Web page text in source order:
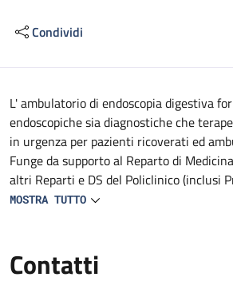
Condividi
Descrizione
L' ambulatorio di endoscopia digestiva
endoscopiche sia diagnostiche che
in urgenza per pazienti ricoverati ed
Funge da supporto al Reparto di
altri Reparti e DS del Policlinico (inclusi
Medicina d'Urgenza).
MOSTRA TUTTO
Contatti